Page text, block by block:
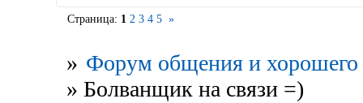
Страница: 1 2 3 4 5 »
» Форум общения и хорошего
» Болванщик на связи =)